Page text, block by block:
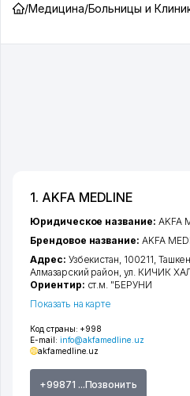
/Медицина/Больницы и
1. AKFA MEDLINE
Код страны: +998
E-mail: info@akfamedline.uz
akfamedline.uz
+99871 ...Позвонить
Юридическое название: AKFA
Брендовое название: AKFA
Адрес: Узбекистан, 100211,
Алмазарский район ,ул. КИЧИК
Ориентир: ст.м. "БЕРУНИ
Показать на карте